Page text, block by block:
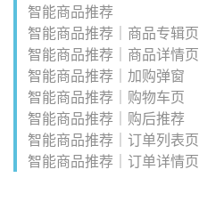
智能商品推荐
智能商品推荐｜商品专辑页
智能商品推荐｜商品详情页
智能商品推荐｜加购弹窗
智能商品推荐｜购物车页
智能商品推荐｜购后推荐
智能商品推荐｜订单列表页
智能商品推荐｜订单详情页